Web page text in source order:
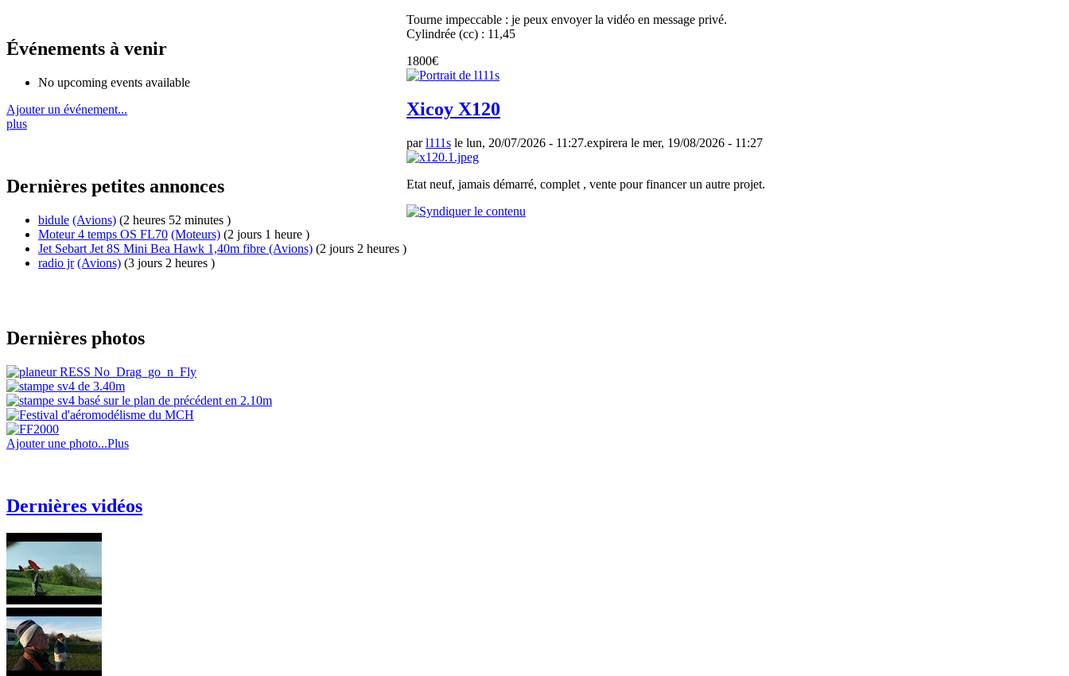
Événements à venir
No upcoming events available
Ajouter un événement...
plus
Dernières petites annonces
bidule (Avions) (2 heures 52 minutes )
Moteur 4 temps OS FL70 (Moteurs) (2 jours 1 heure )
Jet Sebart Jet 8S Mini Bea Hawk 1,40m fibre (Avions) (2 jours 2 heures )
radio jr (Avions) (3 jours 2 heures )
Dernières photos
Ajouter une photo...Plus
Dernières vidéos
Tourne impeccable : je peux envoyer la vidéo en message privé.
Cylindrée (cc) : 11,45
1800€
Xicoy X120
parl111s le lun, 20/07/2026 - 11:27.expirera le mer, 19/08/2026 - 11:27
Etat neuf, jamais démarré, complet , vente pour financer un autre projet.